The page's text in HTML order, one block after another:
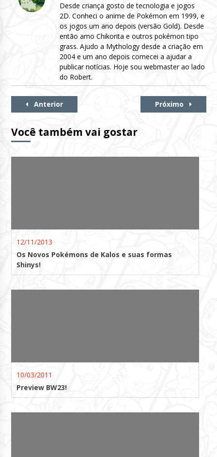
Desde criança gosto de tecnologia e jogos
2D. Conheci o anime de Pokémon em 1999, e
os jogos um ano depois (versão Gold). Desde
então amo Chikorita e outros pokémon tipo
grass. Ajudo a Mythology desde a criação em
2004 e um ano depois comecei a ajudar a
publicar notícias. Hoje sou webmaster ao lado
do Robert.
Continue
Anterior Próximo
Você também vai gostar
12/11/2013
Os Novos Pokémons de Kalos e suas formas
Shinys!
10/03/2011
Preview BW23!